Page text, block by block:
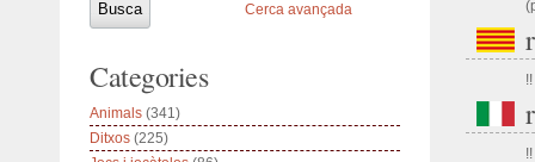
!!
!!
Cerca avançada
Categories
Animals (341)
Ditxos (225)